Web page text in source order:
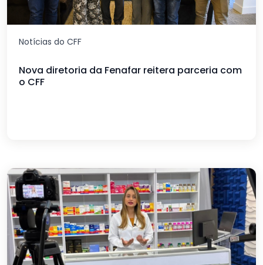
Notícias do CFF
Nova diretoria da Fenafar reitera parceria com
o CFF